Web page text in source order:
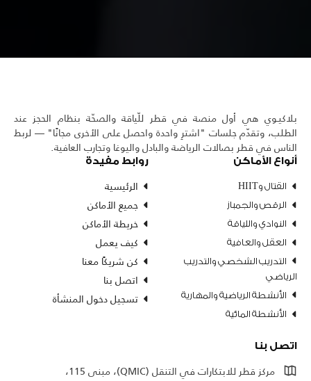
بلاكيـوي هي أول منصة في قطر للّياقة والصحّة بنظام الحجز عند
الطلب، وتقدّم جلسات "اشترِ واحدة واحصل على الأخرى مجانًا" — لربط
الناس في قطر بصالات الرياضة والبادل واليوغا وتجارب العافية.
أنواع الأماكن
القتال وHIIT
الرقص والجمباز
النوادي واللياقة
العقل والعافية
التدريب الشخصي والتدريب
الرياضي
الأنشطة الرياضية والمهارية
الأنشطة المائية
روابط مفيدة
الرئيسية
جميع الأماكن
خريطة الأماكن
كيف يعمل
كن شريكًا معنا
اتصل بنا
تسجيل دخول المنشأة
اتصل بنا
مركز قطر للابتكارات في التنقل (QMIC)، مبنى 115،